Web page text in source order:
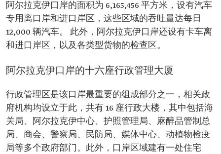
阿尔拉克伊口岸的面积为 6,165,456 平方米，设有汽车
专用离口岸和进口岸区，这些区域的吞吐量达每日
12,000 辆汽车。 此外，阿尔拉克伊口岸还设有卡车离
和进口岸区，以及各类型货物的检查区。
阿尔拉克伊口岸的十六座行政管理大厦
行政管理区是该口岸最重要的组成部分之一，相关政
府机构均设立于此，共有 16 座行政大楼，其中包括海
关局、阿尔拉克伊中心、护照管理局、麻醉品管制总
局、商会、警察局、民防局、媒体中心、动植物检疫
局等多个政府部门。此外，口岸区域建有一处住宅